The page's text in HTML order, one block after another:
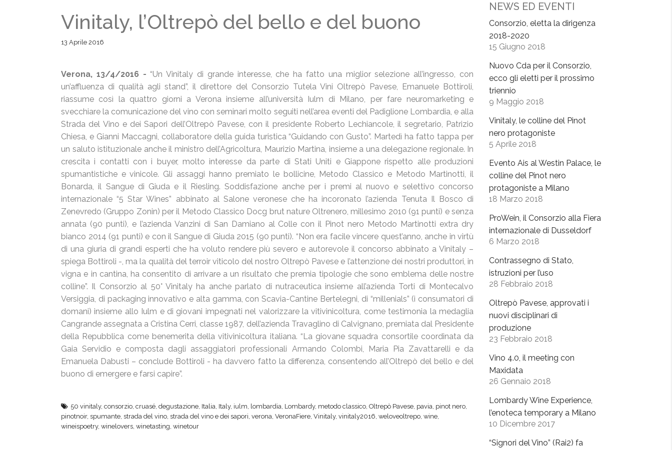
Vinitaly, l’Oltrepò del bello e del buono
13 Aprile 2016
Verona, 13/4/2016 - “Un Vinitaly di grande interesse, che ha fatto una miglior selezione all’ingresso, con
un’affluenza di qualità agli stand”, il direttore del Consorzio Tutela Vini Oltrepò Pavese, Emanuele Bottiroli,
riassume così la quattro giorni a Verona insieme all’università Iulm di Milano, per fare neuromarketing e
svecchiare la comunicazione del vino con seminari molto seguiti nell’area eventi del Padiglione Lombardia, e alla
Strada del Vino e dei Sapori dell’Oltrepò Pavese, con il presidente Roberto Lechiancole, il segretario, Patrizio
Chiesa, e Gianni Maccagni, collaboratore della guida turistica “Guidando con Gusto”. Martedì ha fatto tappa per
un saluto istituzionale anche il ministro dell’Agricoltura, Maurizio Martina, insieme a una delegazione regionale. In
crescita i contatti con i buyer, molto interesse da parte di Stati Uniti e Giappone rispetto alle produzioni
spumantistiche e vinicole. Gli assaggi hanno premiato le bollicine, Metodo Classico e Metodo Martinotti, il
Bonarda, il Sangue di Giuda e il Riesling. Soddisfazione anche per i premi al nuovo e selettivo concorso
internazionale “5 Star Wines” abbinato al Salone veronese che ha incoronato l’azienda Tenuta Il Bosco di
Zenevredo (Gruppo Zonin) per il Metodo Classico Docg brut nature Oltrenero, millesimo 2010 (91 punti) e senza
annata (90 punti), e l’azienda Vanzini di San Damiano al Colle con il Pinot nero Metodo Martinotti extra dry
bianco 2014 (91 punti) e con il Sangue di Giuda 2015 (90 punti). “Non era facile vincere quest’anno, anche in virtù
di una giuria di grandi esperti che ha voluto rendere più severo e autorevole il concorso abbinato a Vinitaly –
spiega Bottiroli -, ma la qualità del terroir viticolo del nostro Oltrepò Pavese e l’attenzione dei nostri produttori, in
vigna e in cantina, ha consentito di arrivare a un risultato che premia tipologie che sono emblema delle nostre
colline”. Il Consorzio al 50° Vinitaly ha anche parlato di nutraceutica insieme all’azienda Torti di Montecalvo
Versiggia, di packaging innovativo e alta gamma, con Scavia-Cantine Bertelegni, di “millenials” (i consumatori di
domani) insieme allo Iulm e di giovani impegnati nel valorizzare la vitivinicoltura, come testimonia la medaglia
Cangrande assegnata a Cristina Cerri, classe 1987, dell’azienda Travaglino di Calvignano, premiata dal Presidente
della Repubblica come benemerita della vitivinicoltura italiana. “La giovane squadra consortile coordinata da
Gaia Servidio e composta dagli assaggiatori professionali Armando Colombi, Maria Pia Zavattarelli e da
Emanuela Dabusti – conclude Bottiroli - ha davvero fatto la differenza, consentendo all’Oltrepò del bello e del
buono di emergere e farsi capire”.
50 vinitaly, consorzio, cruasé, degustazione, Italia, Italy, iulm, lombardia, Lombardy, metodo classico, Oltrepò Pavese, pavia, pinot nero,
pinotnoir, spumante, strada del vino, strada del vino e dei sapori, verona, VeronaFiere, Vinitaly, vinitaly2016, weloveoltrepo, wine,
wineispoetry, winelovers, winetasting, winetour
NEWS ED EVENTI
Consorzio, eletta la dirigenza
2018-2020
15 Giugno 2018
Nuovo Cda per il Consorzio,
ecco gli eletti per il prossimo
triennio
9 Maggio 2018
Vinitaly, le colline del Pinot
nero protagoniste
5 Aprile 2018
Evento Ais al Westin Palace, le
colline del Pinot nero
protagoniste a Milano
18 Marzo 2018
ProWein, il Consorzio alla Fiera
internazionale di Dusseldorf
6 Marzo 2018
Contrassegno di Stato,
istruzioni per l’uso
28 Febbraio 2018
Oltrepò Pavese, approvati i
nuovi disciplinari di
produzione
23 Febbraio 2018
Vino 4.0, il meeting con
Maxidata
26 Gennaio 2018
Lombardy Wine Experience,
l’enoteca temporary a Milano
10 Dicembre 2017
“Signori del Vino” (Rai2) fa